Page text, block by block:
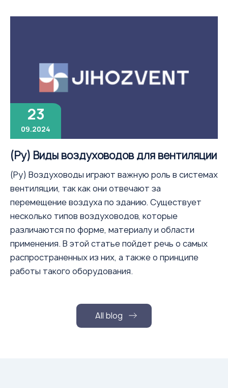
23
09.2024
(Ру) Виды воздуховодов для вентиляции
(Ру) Воздуховоды играют важную роль в системах
вентиляции, так как они отвечают за
перемещение воздуха по зданию. Существует
несколько типов воздуховодов, которые
различаются по форме, материалу и области
применения. В этой статье пойдет речь о самых
распространенных из них, а также о принципе
работы такого оборудования.
All blog